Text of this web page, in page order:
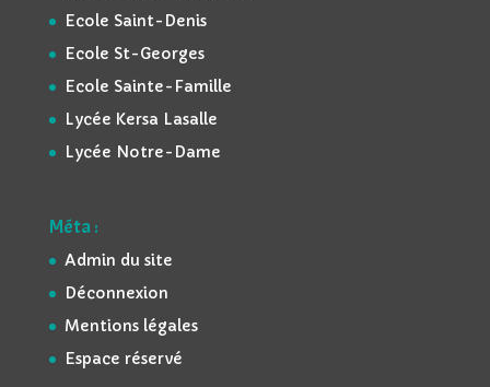
Ecole Saint-Denis
Ecole St-Georges
Ecole Sainte-Famille
Lycée Kersa Lasalle
Lycée Notre-Dame
Méta :
Admin du site
Déconnexion
Mentions légales
Espace réservé